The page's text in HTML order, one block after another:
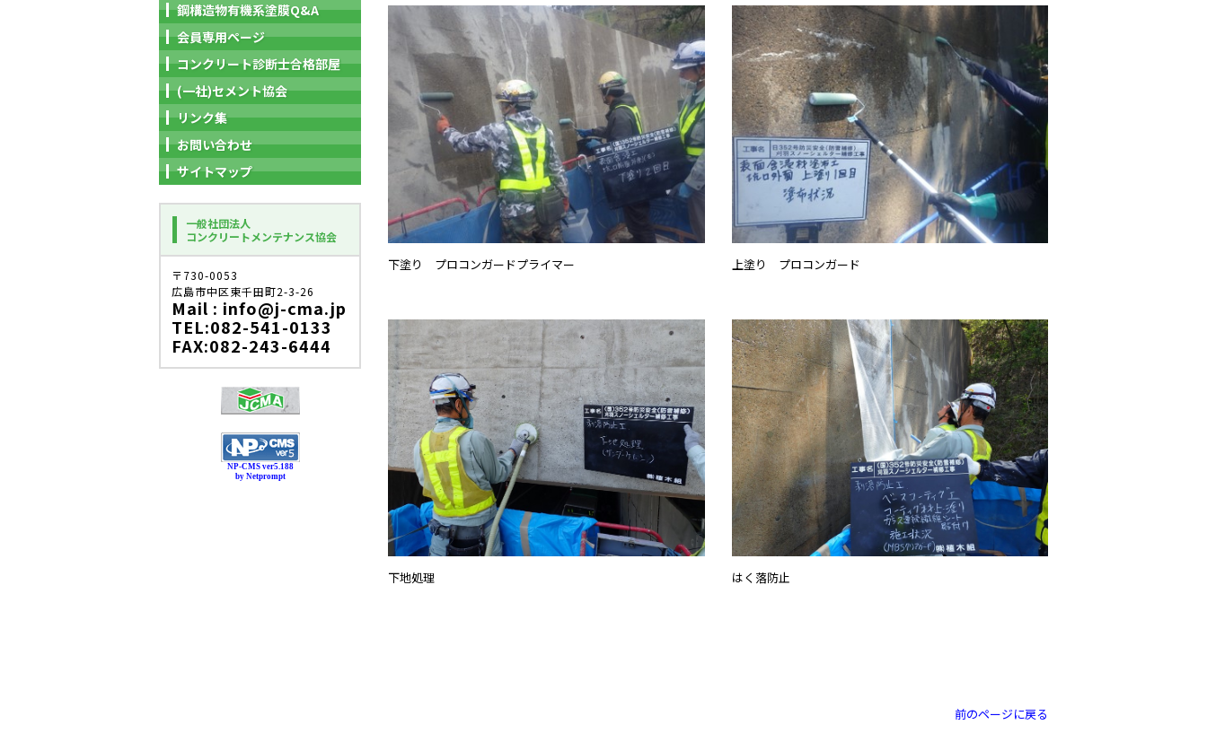
下塗り プロコンガードプライマー 上塗り プロコンガード
下地処理 はく落防止
前のページに戻る
鋼構造物有機系塗膜Q&A
会員専用ページ
コンクリート診断士合格部屋
(一社)セメント協会
リンク集
お問い合わせ
サイトマップ
一般社団法人
コンクリートメンテナンス協会
〒730-0053
広島市中区東千田町2-3-26
Mail : info@j-cma.jp
TEL:082-541-0133
FAX:082-243-6444
NP-CMS ver5.188
by Netprompt